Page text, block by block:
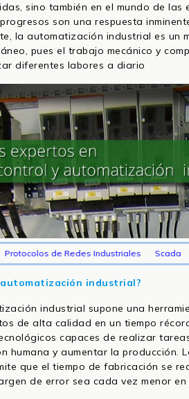
sino también en el mundo de
son una respuesta
la automatización industrial es un
pues el trabajo mecánico y
diferentes labores a diario
Industriales Scada Control
automatización industrial?
industrial supone una
de alta calidad en un tiempo
capaces de realizar
humana y aumentar la producción.
que el tiempo de fabricación se
de error sea cada vez menor